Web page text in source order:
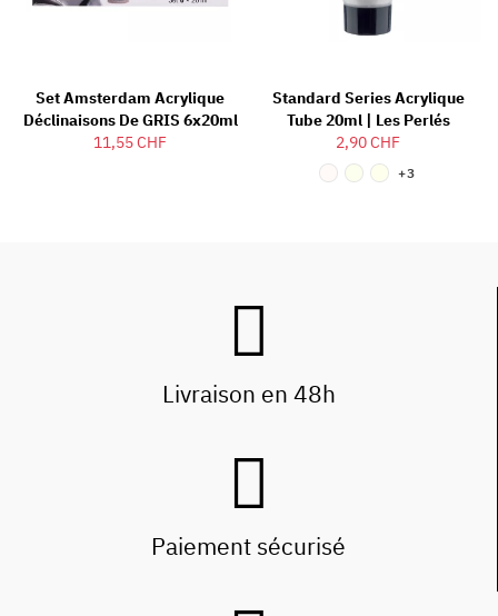
Set Amsterdam Acrylique
Déclinaisons De GRIS 6x20ml
11,55 CHF
Standard Series Acrylique
Tube 20ml | Les Perlés
2,90 CHF
+3
Livraison en 48h
Paiement sécurisé